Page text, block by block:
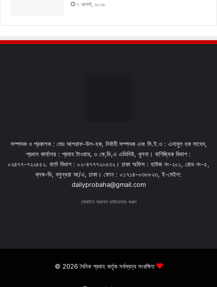
৭ আগস্ট, ২০২৬
সম্পাদক ও প্রকাশক : মোঃ আশরাফ-উল-হক, নির্বাহী সম্পাদক এবং সি.ই.ও : এনামুল হক সাহেদ,
প্রধান কার্যালয় : প্রবাহ টাওয়ার, ৩ কে,ডি,এ এভিনিউ, খুলনা। বাণিজ্যিক বিভাগ :
০২৪৭৭-৭২২৫৫২. বার্তা বিভাগ : ০২-৪৭৭৭২০৫৩২। ঢাকা অফিস : হাউজ নং-২০১, রোড নং-৫,
ব্লক-ডি, বসুন্ধরা আ/এ, ঢাকা। ফোন : ০১৭১৪-০৩৮৮২৩, ই-মেইল:
dailyprobaha@gmail.com
মোবাইল অ্যাপস ডাউনলোড করুন
© 2026 দৈনিক প্রবাহ কর্তৃক সর্বস্বত্ব সংরক্ষিত